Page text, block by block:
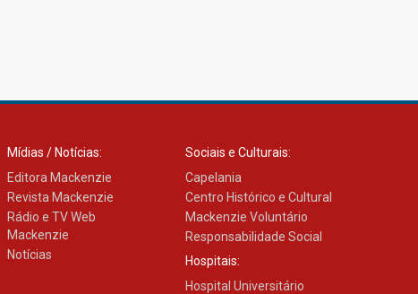
Mídias / Notícias:
Editora Mackenzie
Revista Mackenzie
Rádio e TV Web
Mackenzie
Notícias
Sociais e Culturais:
Capelania
Centro Histórico e Cultural
Mackenzie Voluntário
Responsabilidade Social
Hospitais:
Hospital Universitário